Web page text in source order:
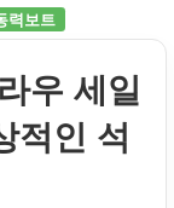
력보트
우 세일
적인 석